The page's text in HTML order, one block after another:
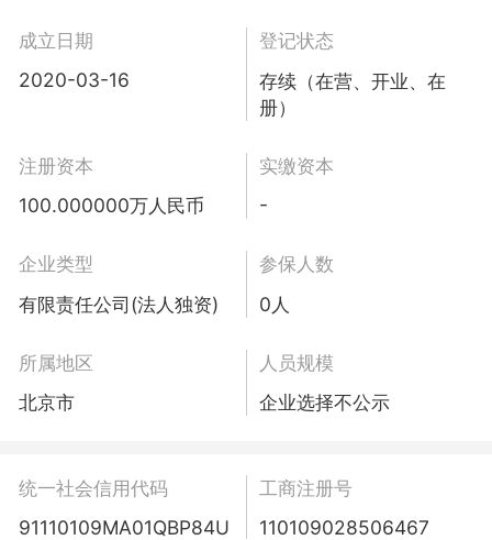
成立日期
2020-03-16
登记状态
存续（在营、开业、在
册）
注册资本
100.000000万人民币
实缴资本
-
企业类型
有限责任公司(法人独资)
参保人数
0人
所属地区
北京市
人员规模
企业选择不公示
统一社会信用代码
91110109MA01QBP84U
工商注册号
110109028506467